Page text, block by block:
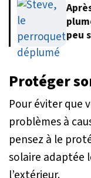
peu
Protéger
Pour éviter que
problèmes à
pensez à le
solaire adaptée